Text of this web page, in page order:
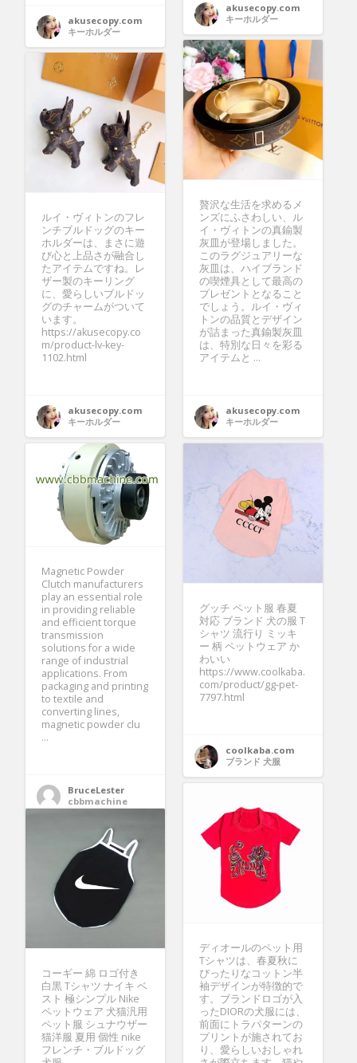
akusecopy.com
キーホルダー
akusecopy.com
キーホルダー
贅沢な生活を求めるメ
ンズにふさわしい、ル
イ・ヴィトンの真鍮製
灰皿が登場しました。
このラグジュアリーな
灰皿は、ハイブランド
の喫煙具として最高の
プレゼントとなること
でしょう。ルイ・ヴィ
トンの品質とデザイン
が詰まった真鍮製灰皿
は、特別な日々を彩る
アイテムと ...
akusecopy.com
キーホルダー
ルイ・ヴィトンのフレ
ンチブルドッグのキー
ホルダーは、まさに遊
び心と上品さが融合し
たアイテムですね。レ
ザー製のキーリング
に、愛らしいブルドッ
グのチャームがついて
います。
https://akusecopy.co
m/product-lv-key-
1102.html
akusecopy.com
キーホルダー
Magnetic Powder
Clutch manufacturers
play an essential role
in providing reliable
and efficient torque
transmission
solutions for a wide
range of industrial
applications. From
packaging and printing
to textile and
converting lines,
magnetic powder clu
...
BruceLester
cbbmachine
グッチ ペット服 春夏
対応 ブランド 犬の服 T
シャツ 流行り ミッキ
ー 柄 ペットウェア か
わいい
https://www.coolkaba.
com/product/gg-pet-
7797.html
coolkaba.com
ブランド 犬服
ディオールのペット用
Tシャツは、春夏秋に
ぴったりなコットン半
袖デザインが特徴的で
す。ブランドロゴが入
ったDIORの犬服には、
前面にトラパターンの
プリントが施されてお
り、愛らしいおしゃれ
コーギー 綿 ロゴ付き
白黒 Tシャツ ナイキ ベ
スト 極シンプル Nike
ペットウェア 犬猫汎用
ペット服 シュナウザー
猫洋服 夏用 個性 nike
フレンチ・ブルドッグ